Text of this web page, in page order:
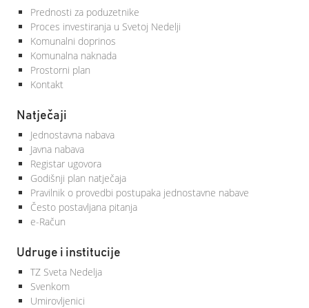
Prednosti za poduzetnike
Proces investiranja u Svetoj Nedelji
Komunalni doprinos
Komunalna naknada
Prostorni plan
Kontakt
Natječaji
Jednostavna nabava
Javna nabava
Registar ugovora
Godišnji plan natječaja
Pravilnik o provedbi postupaka jednostavne nabave
Često postavljana pitanja
e-Račun
Udruge i institucije
TZ Sveta Nedelja
Svenkom
Umirovljenici